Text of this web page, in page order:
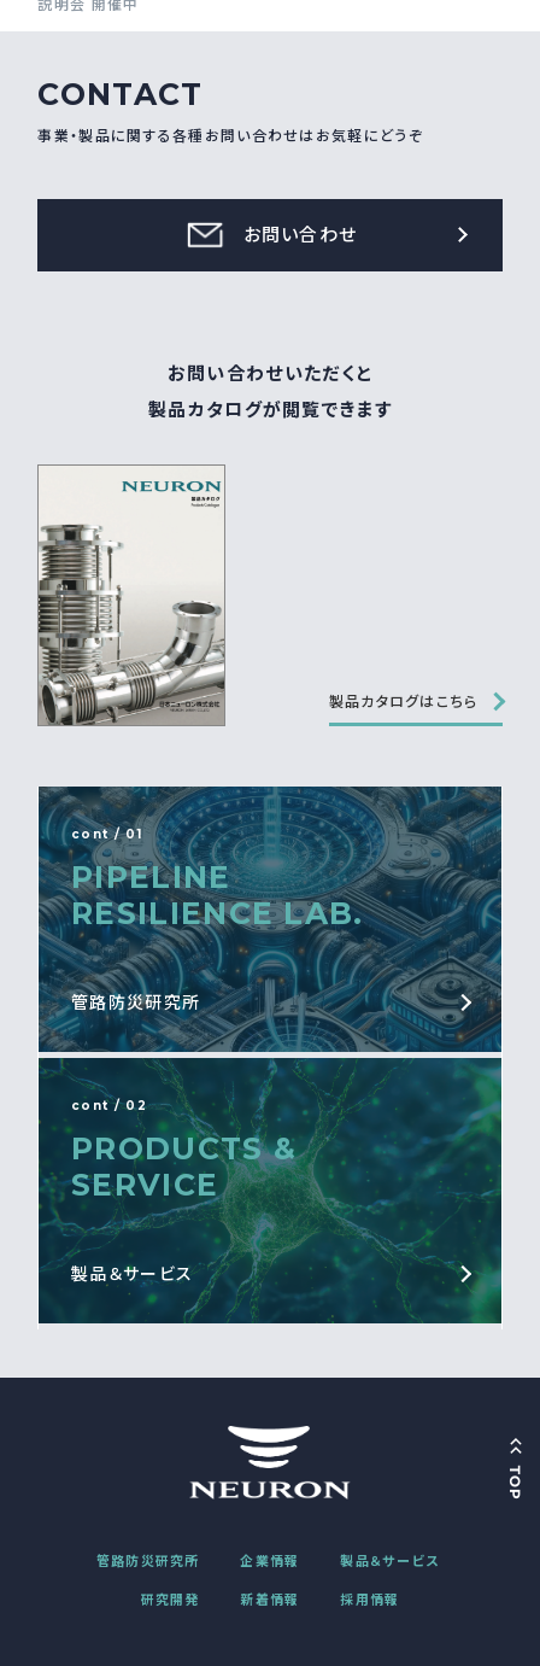
説明会 開催中
CONTACT
事業・製品に関する各種お問い合わせはお気軽にどうぞ
お問い合わせ
お問い合わせいただくと
製品カタログが閲覧できます
製品カタログはこちら
cont / 01
PIPELINE
RESILIENCE LAB.
管路防災研究所
cont / 02
PRODUCTS &
SERVICE
製品＆サービス
管路防災研究所 企業情報 製品＆サービス
研究開発 新着情報 採用情報